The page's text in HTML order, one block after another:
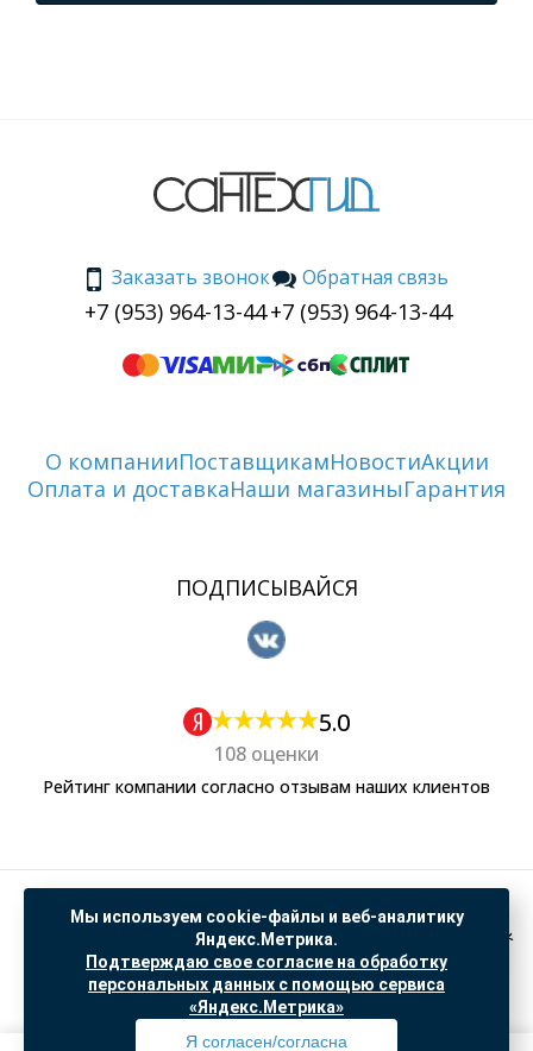
Заказать звонок
+7 (953) 964-13-44
Обратная связь
+7 (953) 964-13-44
О компанииПоставщикамНовостиАкции
Оплата и доставкаНаши магазиныГарантия
ПОДПИСЫВАЙСЯ
5.0
108 оценки
Рейтинг компании согласно отзывам наших клиентов
Политика обработки персональных данных
Согласие на обработку данных Яндекс Метрика
"© ООО “САНТЕХГИД”, 2026. Все права защищены. Предложение не является публичной
офертой, цены и информация на сайте ознакомительные
Доработка и продвижение вSO.USE
Мы используем cookie-файлы и веб-аналитику
Яндекс.Метрика.
Подтверждаю свое согласие на обработку
персональных данных с помощью сервиса
«Яндекс.Метрика»
Я согласен/согласна